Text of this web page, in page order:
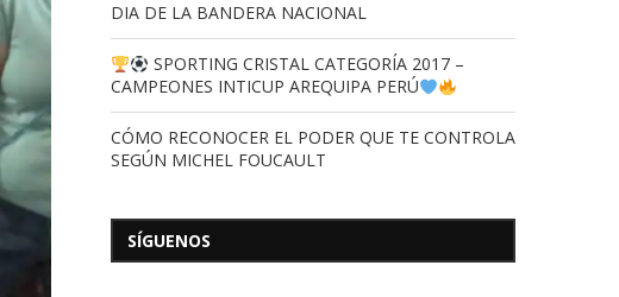
DIA DE LA BANDERA NACIONAL
SPORTING CRISTAL CATEGORÍA 2017 –
CAMPEONES INTICUP AREQUIPA PERÚ
CÓMO RECONOCER EL PODER QUE TE CONTROLA
SEGÚN MICHEL FOUCAULT
SÍGUENOS